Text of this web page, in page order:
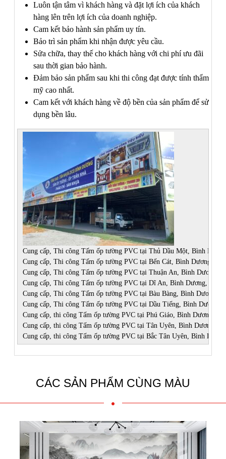
Luôn tận tâm vì khách hàng và đặt lợi ích của khách
hàng lên trên lợi ích của doanh nghiệp.
Cam kết bảo hành sản phẩm uy tín.
Bảo trì sản phẩm khi nhận được yêu cầu.
Sửa chữa, thay thế cho khách hàng với chi phí ưu đãi
sau thời gian bảo hành.
Đảm bảo sản phẩm sau khi thi công đạt được tính thẩm
mỹ cao nhất.
Cam kết với khách hàng về độ bền của sản phẩm để sử
dụng bền lâu.
Cung cấp, Thi công Tấm ốp tường PVC tại Thủ Dầu Một, Bình
Cung cấp, Thi công Tấm ốp tường PVC tại Bến Cát, Bình Dương,
Cung cấp, Thi công Tấm ốp tường PVC tại Thuận An, Bình Dương,
Cung cấp, Thi công Tấm ốp tường PVC tại Dĩ An, Bình Dương,
Cung cấp, Thi công Tấm ốp tường PVC tại Bàu Bàng, Bình Dương,
Cung cấp, Thi công Tấm ốp tường PVC tại Dầu Tiếng, Bình Dương,
Cung cấp, thi công Tấm ốp tường PVC tại Phú Giáo, Bình Dương,
Cung cấp, thi công Tấm ốp tường PVC tại Tân Uyên, Bình Dương,
Cung cấp, thi công Tấm ốp tường PVC tại Bắc Tân Uyên, Bình
CÁC SẢN PHẨM CÙNG MÀU